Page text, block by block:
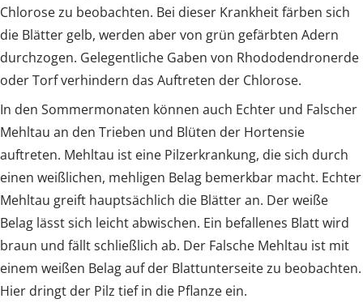
Chlorose zu beobachten. Bei dieser Krankheit färben sich
die Blätter gelb, werden aber von grün gefärbten Adern
durchzogen. Gelegentliche Gaben von Rhododendronerde
oder Torf verhindern das Auftreten der Chlorose.
In den Sommermonaten können auch Echter und Falscher
Mehltau an den Trieben und Blüten der Hortensie
auftreten. Mehltau ist eine Pilzerkrankung, die sich durch
einen weißlichen, mehligen Belag bemerkbar macht. Echter
Mehltau greift hauptsächlich die Blätter an. Der weiße
Belag lässt sich leicht abwischen. Ein befallenes Blatt wird
braun und fällt schließlich ab. Der Falsche Mehltau ist mit
einem weißen Belag auf der Blattunterseite zu beobachten.
Hier dringt der Pilz tief in die Pflanze ein.